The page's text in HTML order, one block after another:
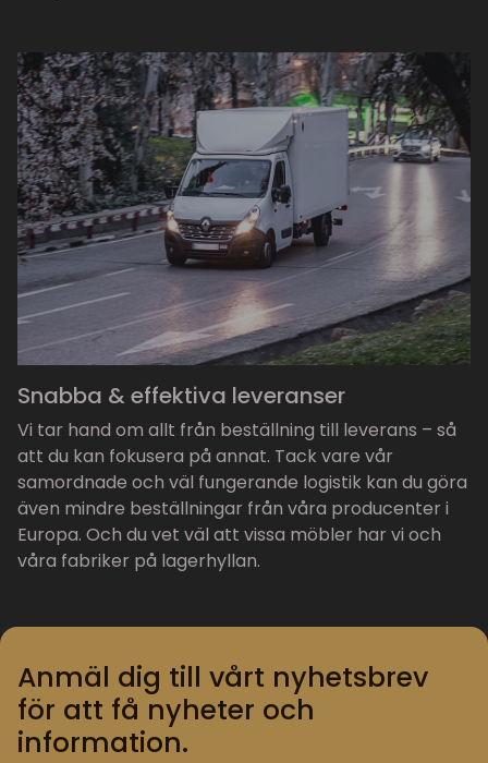
Snabba & effektiva leveranser
Vi tar hand om allt från beställning till leverans – så
att du kan fokusera på annat. Tack vare vår
samordnade och väl fungerande logistik kan du göra
även mindre beställningar från våra producenter i
Europa. Och du vet väl att vissa möbler har vi och
våra fabriker på lagerhyllan.
Anmäl dig till vårt nyhetsbrev
för att få nyheter och
information.